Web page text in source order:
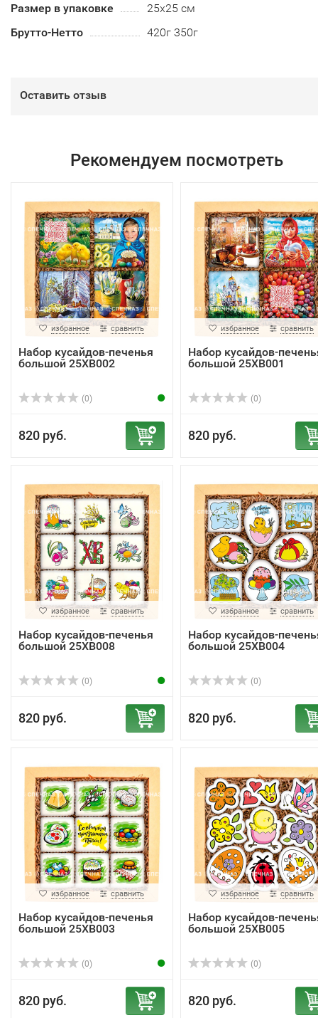
Размер в упаковке
25х25 см
Брутто-Нетто
420г 350г
Оставить отзыв
Рекомендуем посмотреть
избранное сравнить
Набор кусайдов-печенья
большой 25ХВ002
(0)
820 руб.
избранное сравнить
Набор кусайдов-
большой 25ХВ001
(0)
820 руб.
избранное сравнить
Набор кусайдов-печенья
большой 25ХВ008
(0)
820 руб.
избранное сравнить
Набор кусайдов-
большой 25ХВ004
(0)
820 руб.
избранное сравнить
Набор кусайдов-печенья
большой 25ХВ003
(0)
820 руб.
избранное сравнить
Набор кусайдов-
большой 25ХВ005
(0)
820 руб.